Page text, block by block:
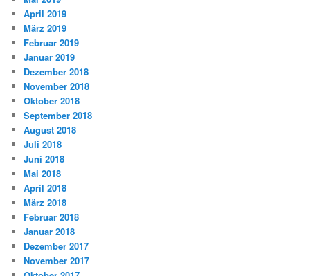
April 2019
März 2019
Februar 2019
Januar 2019
Dezember 2018
November 2018
Oktober 2018
September 2018
August 2018
Juli 2018
Juni 2018
Mai 2018
April 2018
März 2018
Februar 2018
Januar 2018
Dezember 2017
November 2017